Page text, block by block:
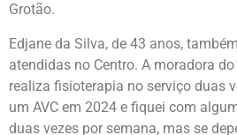
Grotão.
Edjane da Silva, de 43 anos,
atendidas no Centro. A moradora
realiza fisioterapia no serviço duas
um AVC em 2024 e fiquei com
duas vezes por semana, mas se